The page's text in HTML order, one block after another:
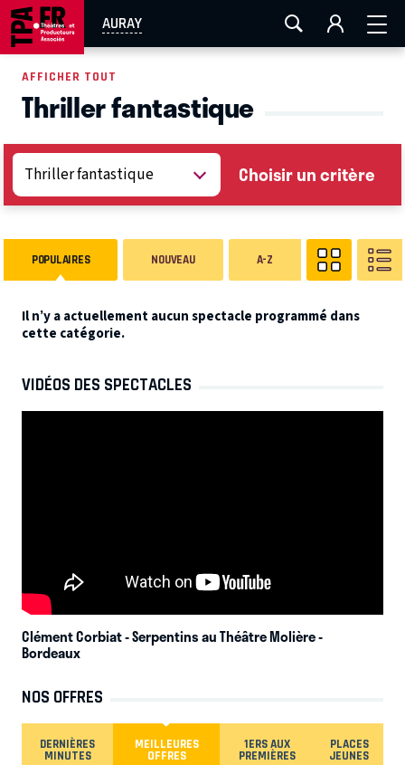
AURAY
AIX-MARSEILLE LA ROCHELLE
EN TOURNÉE
AFFICHER TOUT
Thriller fantastique
Choisir un critère
POPULAIRES NOUVEAU A-Z
Il n’y a actuellement aucun spectacle programmé dans
cette catégorie.
VIDÉOS DES SPECTACLES
Clément Corbiat - Serpentins au Théâtre Molière-
Bordeaux
NOS OFFRES
DERNIÈRES
MINUTES
MEILLEURES
OFFRES
1ERS AUX
PREMIÈRES
PLACES
JEUNES